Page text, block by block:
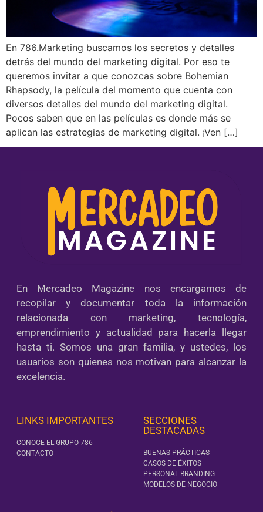
En 786.Marketing buscamos los secretos y detalles
detrás del mundo del marketing digital. Por eso te
queremos invitar a que conozcas sobre Bohemian
Rhapsody, la película del momento que cuenta con
diversos detalles del mundo del marketing digital.
Pocos saben que en las películas es donde más se
aplican las estrategias de marketing digital. ¡Ven […]
En Mercadeo Magazine nos encargamos de
recopilar y documentar toda la información
relacionada con marketing, tecnología,
emprendimiento y actualidad para hacerla llegar
hasta ti. Somos una gran familia, y ustedes, los
usuarios son quienes nos motivan para alcanzar la
excelencia.
LINKS IMPORTANTES
CONOCE EL GRUPO 786
CONTACTO
SECCIONES
DESTACADAS
BUENAS PRÁCTICAS
CASOS DE ÉXITOS
PERSONAL BRANDING
MODELOS DE NEGOCIO